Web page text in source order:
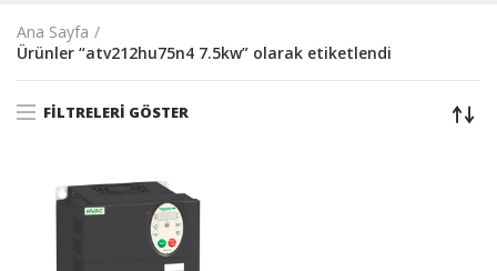
Ana Sayfa
Ürünler “atv212hu75n4 7.5kw” olarak etiketlendi
FILTRELERI GÖSTER